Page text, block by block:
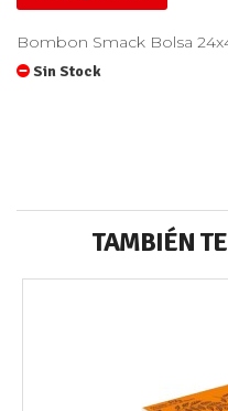
Bombon Smack Bolsa
Sin Stock
TAMBIÉN